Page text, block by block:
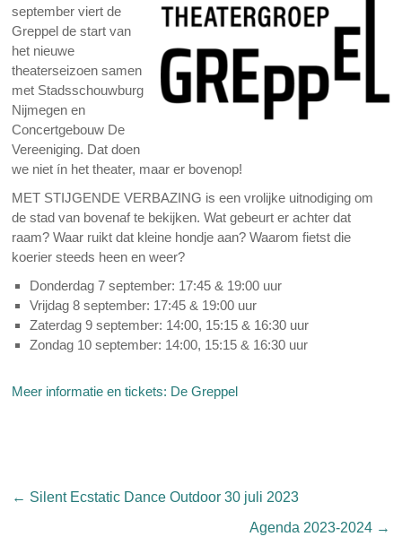
september viert de
Greppel de start van
het nieuwe
theaterseizoen samen
met Stadsschouwburg
Nijmegen en
Concertgebouw De
Vereeniging. Dat doen
we niet ín het theater, maar er bovenop!
MET STIJGENDE VERBAZING is een vrolijke uitnodiging om
de stad van bovenaf te bekijken. Wat gebeurt er achter dat
raam? Waar ruikt dat kleine hondje aan? Waarom fietst die
koerier steeds heen en weer?
Donderdag 7 september: 17:45 & 19:00 uur
Vrijdag 8 september: 17:45 & 19:00 uur
Zaterdag 9 september: 14:00, 15:15 & 16:30 uur
Zondag 10 september: 14:00, 15:15 & 16:30 uur
Meer informatie en tickets: De Greppel
← Silent Ecstatic Dance Outdoor 30 juli 2023
Agenda 2023-2024 →